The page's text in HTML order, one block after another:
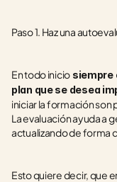
Paso 1. Haz una
En todo inicio siempre
plan que se desea
iniciar la formación
La evaluación ayuda a
actualizando de forma
Esto quiere decir, que